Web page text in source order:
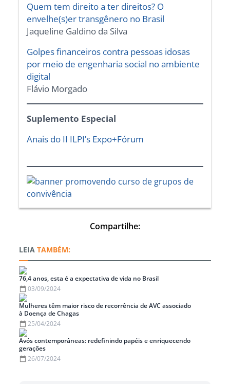
Quem tem direito a ter direitos? O
envelhe(s)er transgênero no Brasil
Jaqueline Galdino da Silva
Golpes financeiros contra pessoas idosas
por meio de engenharia social no ambiente
digital
Flávio Morgado
Suplemento Especial
Anais do II ILPI’s Expo+Fórum
Compartilhe:
TAMBÉM:
76,4 anos, esta é a expectativa de vida no Brasil
03/09/2024
Mulheres têm maior risco de recorrência de AVC associado
à Doença de Chagas
25/04/2024
Avós contemporâneas: redefinindo papéis e enriquecendo
gerações
26/07/2024